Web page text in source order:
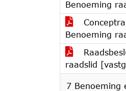
Benoeming
Benoeming
raadslid
7 Benoeming